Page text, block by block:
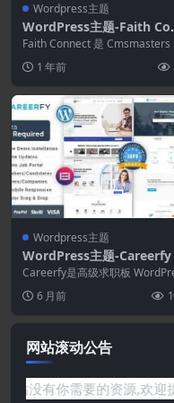
Wordpress主题
WordPress主题-Faith
nect 1.0.1–宗教与教堂
Press主题
Faith Connect 是 Cmsmasters
1 年前
Wordpress主题
WordPress主题-Careerfy
0.3.4–求职板WordPress主
题
Careerfy是高级求职板
s 主题，为您带来最简单的解决方
案...6 月前
网站滚动公告
题或是网站没有你需要